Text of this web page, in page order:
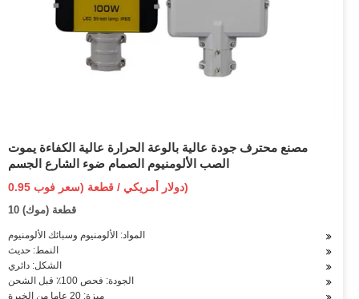
مصنع محترف جودة عالية بالوعة الحرارة عالية الكفاءة يموت
الصب الألومنيوم الصمام ضوء الشارع الجسم
0.95 دولار أمريكي / قطعة (سعر فوب)
10 قطعة (موك)
المواد: الألومنيوم وسبائك الألومنيوم
النمط: حديث
الشكل: دائري
الجودة: فحص 100٪ قبل الشحن
ميزة: 20 عاما من الخبرة